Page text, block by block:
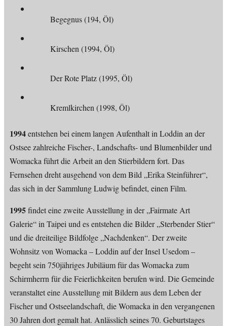
Begegnus (194, Öl)
Kirschen (1994, Öl)
Der Rote Platz (1995, Öl)
Kremlkirchen (1998, Öl)
1994entstehen bei einem langen Aufenthalt in Loddin an der
Ostsee zahlreiche Fischer-, Landschafts- und Blumenbilder und
Womacka führt die Arbeit an den Stierbildern fort. Das
Fernsehen dreht ausgehend von dem Bild „Erika Steinführer“,
das sich in der Sammlung Ludwig befindet, einen Film.
1995findet eine zweite Ausstellung in der „Fairmate Art
Galerie“ in Taipei und es entstehen die Bilder „Sterbender Stier“
und die dreiteilige Bildfolge „Nachdenken“. Der zweite
Wohnsitz von Womacka – Loddin auf der Insel Usedom –
begeht sein 750jähriges Jubiläum für das Womacka zum
Schirmherrn für die Feierlichkeiten berufen wird. Die Gemeinde
veranstaltet eine Ausstellung mit Bildern aus dem Leben der
Fischer und Ostseelandschaft, die Womacka in den vergangenen
30 Jahren dort gemalt hat. Anlässlich seines 70. Geburtstages